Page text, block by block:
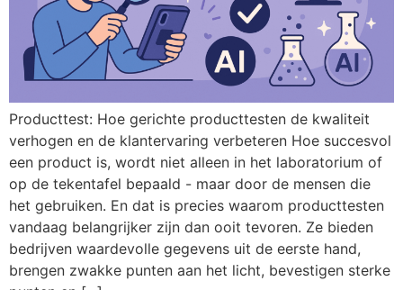
Producttest: Hoe gerichte producttesten de kwaliteit
verhogen en de klantervaring verbeteren Hoe succesvol
een product is, wordt niet alleen in het laboratorium of
op de tekentafel bepaald - maar door de mensen die
het gebruiken. En dat is precies waarom producttesten
vandaag belangrijker zijn dan ooit tevoren. Ze bieden
bedrijven waardevolle gegevens uit de eerste hand,
brengen zwakke punten aan het licht, bevestigen sterke